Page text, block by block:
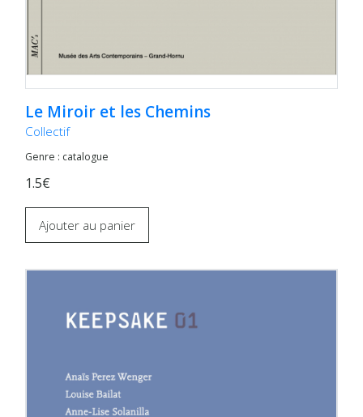
Le Miroir et les Chemins
Collectif
Genre : catalogue
1.5€
Ajouter au panier